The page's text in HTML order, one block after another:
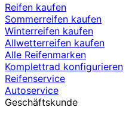
Reifen kaufen
Sommerreifen kaufen
Winterreifen kaufen
Allwetterreifen kaufen
Alle Reifenmarken
Komplettrad konfigurieren
Reifenservice
Autoservice
Geschäftskunde